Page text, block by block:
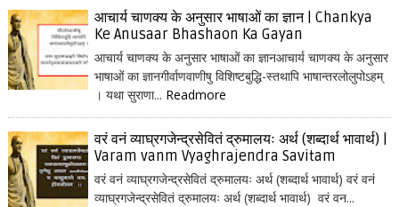
आचार्य चाणक्य के अनुसार भाषाओं का ज्ञान | Chankya
Ke Anusaar Bhashaon Ka Gayan
आचार्य चाणक्य के अनुसार भाषाओं का ज्ञानआचार्य चाणक्य के अनुसार
भाषाओं का ज्ञानगीर्वाणवाणीषु विशिष्टबुद्धि-स्तथापि भाषान्तरलोलुपोऽहम्
। यथा सुराणा... Readmore
वरं वनं व्याघ्रगजेन्द्रसेवितं द्रुमालयः अर्थ (शब्दार्थ भावार्थ) |
Varam vanm Vyaghrajendra Savitam
वरं वनं व्याघ्रगजेन्द्रसेवितं द्रुमालयः अर्थ (शब्दार्थ भावार्थ) वरं वनं
व्याघ्रगजेन्द्रसेवितं द्रुमालयः अर्थ (शब्दार्थ भावार्थ) वरं वन...